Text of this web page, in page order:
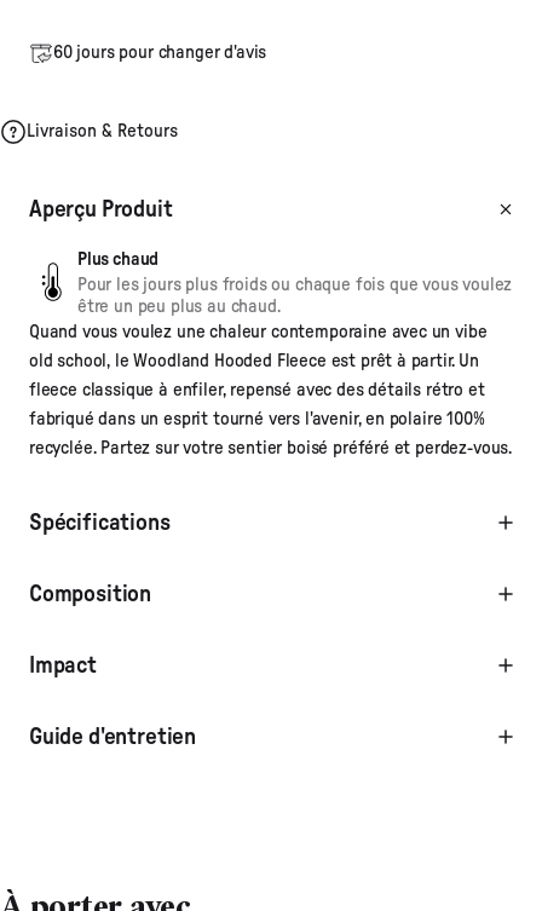
60 jours pour changer d'avis
Livraison & Retours
Aperçu Produit
Plus chaud
Pour les jours plus froids ou chaque fois que vous voulez
être un peu plus au chaud.
Quand vous voulez une chaleur contemporaine avec un vibe
old school, le Woodland Hooded Fleece est prêt à partir. Un
fleece classique à enfiler, repensé avec des détails rétro et
fabriqué dans un esprit tourné vers l'avenir, en polaire 100%
recyclée. Partez sur votre sentier boisé préféré et perdez-vous.
Spécifications
Composition
Impact
Guide d'entretien